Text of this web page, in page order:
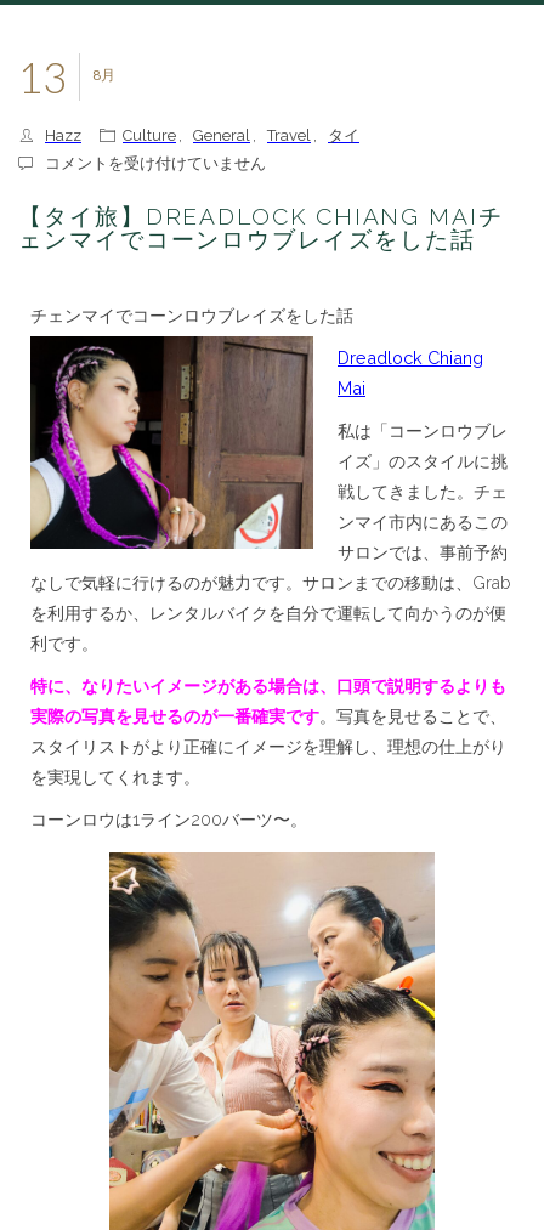
8月
13
Hazz Culture , General , Travel ,
タイ
【タ
旅】
Dreadlock
Chiang
ェ
ン
イ
で
コ
ー
ン
ロ
ウ
ブ
イ
を
し
話
は
コメントを受け付けていません
【タイ旅】DREADLOCK CHIANG MAIチ
ェンマイでコーンロウブレイズをした話
チェンマイでコーンロウブレイズをした話
Dreadlock Chiang
Mai
私は「コーンロウブレ
イズ」のスタイルに挑
戦してきました。チェ
ンマイ市内にあるこの
サロンでは、事前予約
なしで気軽に行けるのが魅力です。サロンまでの移動は、Grab
を利用するか、レンタルバイクを自分で運転して向かうのが便
利です。
特に、なりたいイメージがある場合は、口頭で説明するよりも
実際の写真を見せるのが一番確実です。写真を見せることで、
スタイリストがより正確にイメージを理解し、理想の仕上がり
を実現してくれます。
コーンロウは1ライン200バーツ〜。